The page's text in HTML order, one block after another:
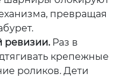
превращая
ревизии.Раз в
крепежные
роликов. Дети